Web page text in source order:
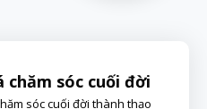
chăm sóc cuối đời
sóc cuối đời thành thạo